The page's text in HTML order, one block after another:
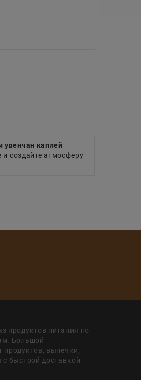
увенчан каплей
создайте атмосферу
продуктов питания по
Большой
продуктов, выпечки,
с быстрой доставкой